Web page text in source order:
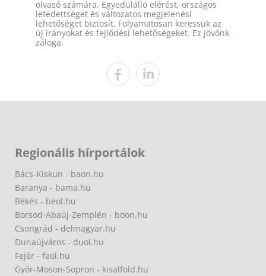
olvasó számára. Egyedülálló elérést, országos
lefedettséget és változatos megjelenési
lehetőséget biztosít. Folyamatosan keressük az
új irányokat és fejlődési lehetőségeket. Ez jövőnk
záloga.
Regionális hírportálok
Bács-Kiskun - baon.hu
Baranya - bama.hu
Békés - beol.hu
Borsod-Abaúj-Zemplén - boon.hu
Csongrád - delmagyar.hu
Dunaújváros - duol.hu
Fejér - feol.hu
Győr-Moson-Sopron - kisalfold.hu